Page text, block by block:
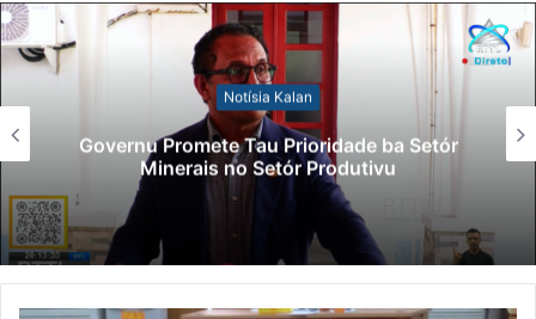
Notísia Kalan
Governu Promete Tau Prioridade ba Setór
Minerais no Setór Produtivu